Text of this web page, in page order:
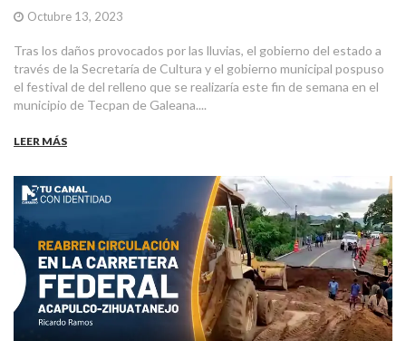
Octubre 13, 2023
Tras los daños provocados por las lluvias, el gobierno del estado a
través de la Secretaría de Cultura y el gobierno municipal pospuso
el festival de del relleno que se realizaría este fin de semana en el
municipio de Tecpan de Galeana....
LEER MÁS